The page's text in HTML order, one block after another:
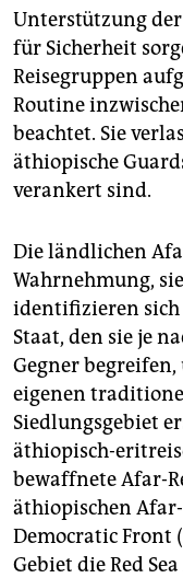
Unterstützung
für Sicherheit
Reisegruppen
Routine
beachtet. Sie
äthiopische
verankert sind.
Die ländlichen
Wahrnehmung,
identifizieren
Staat, den sie je
Gegner
eigenen
Siedlungsgebiet
äthiopisch-
bewaffnete Afar-
äthiopischen
Democratic Front
Gebiet die Red